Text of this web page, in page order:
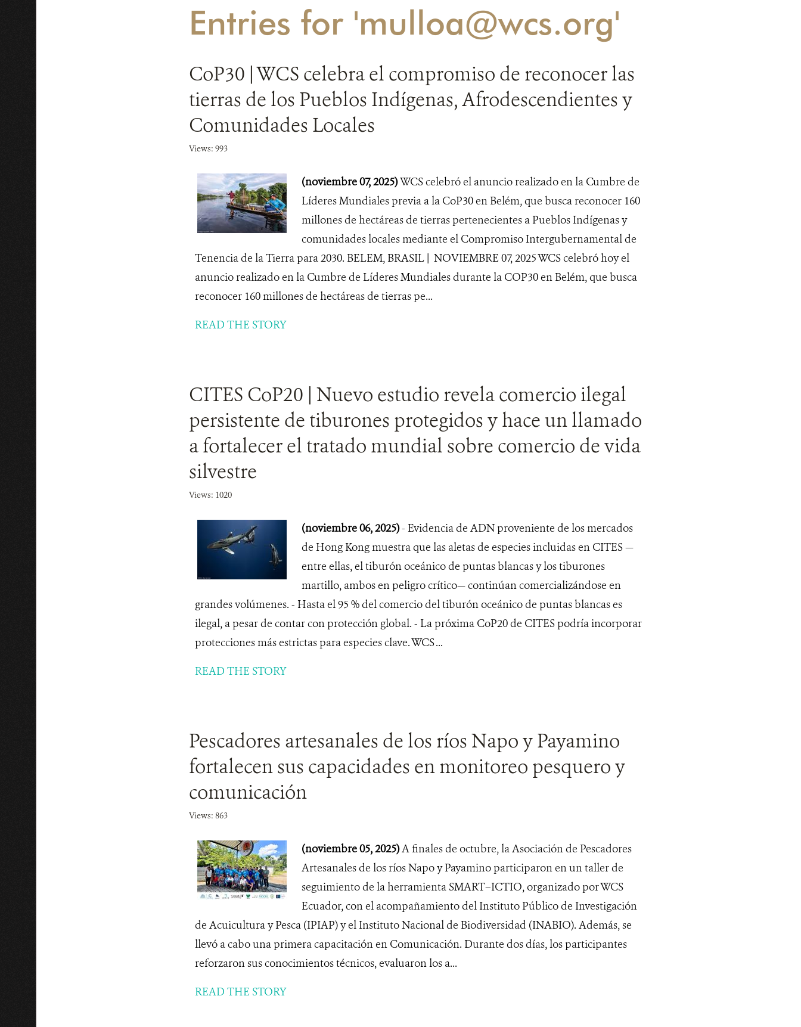
Entries for 'mulloa@wcs.org'
CoP30 | WCS celebra el compromiso de reconocer las
tierras de los Pueblos Indígenas, Afrodescendientes y
Comunidades Locales
Views: 993
(noviembre 07, 2025)WCS celebró el anuncio realizado en la Cumbre de
Líderes Mundiales previa a la CoP30 en Belém, que busca reconocer 160
millones de hectáreas de tierras pertenecientes a Pueblos Indígenas y
comunidades locales mediante el Compromiso Intergubernamental de
Tenencia de la Tierra para 2030. BELEM, BRASIL | NOVIEMBRE 07, 2025 WCS celebró hoy el
anuncio realizado en la Cumbre de Líderes Mundiales durante la COP30 en Belém, que busca
reconocer 160 millones de hectáreas de tierras pe...
READ THE STORY
CITES CoP20 | Nuevo estudio revela comercio ilegal
persistente de tiburones protegidos y hace un llamado
a fortalecer el tratado mundial sobre comercio de vida
silvestre
Views: 1020
(noviembre 06, 2025)- Evidencia de ADN proveniente de los mercados
de Hong Kong muestra que las aletas de especies incluidas en CITES —
entre ellas, el tiburón oceánico de puntas blancas y los tiburones
martillo, ambos en peligro crítico— continúan comercializándose en
grandes volúmenes. - Hasta el 95 % del comercio del tiburón oceánico de puntas blancas es
ilegal, a pesar de contar con protección global. - La próxima CoP20 de CITES podría incorporar
protecciones más estrictas para especies clave. WCS ...
READ THE STORY
Pescadores artesanales de los ríos Napo y Payamino
fortalecen sus capacidades en monitoreo pesquero y
comunicación
Views: 863
(noviembre 05, 2025)A finales de octubre, la Asociación de Pescadores
Artesanales de los ríos Napo y Payamino participaron en un taller de
seguimiento de la herramienta SMART–ICTIO, organizado por WCS
Ecuador, con el acompañamiento del Instituto Público de Investigación
de Acuicultura y Pesca (IPIAP) y el Instituto Nacional de Biodiversidad (INABIO). Además, se
llevó a cabo una primera capacitación en Comunicación. Durante dos días, los participantes
reforzaron sus conocimientos técnicos, evaluaron los a...
READ THE STORY